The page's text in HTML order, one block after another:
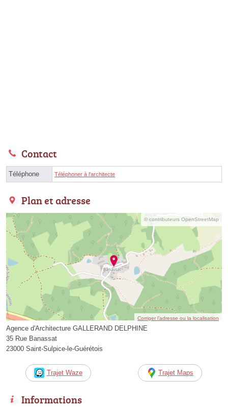
Contact
Téléphone Téléphoner à l'architecte
Plan et adresse
© contributeurs OpenStreetMap
Corriger l’adresse ou la localisation
Agence d'Architecture GALLERAND DELPHINE
35 Rue Banassat
23000 Saint-Sulpice-le-Guérétois
Trajet Waze Trajet Maps
Informations